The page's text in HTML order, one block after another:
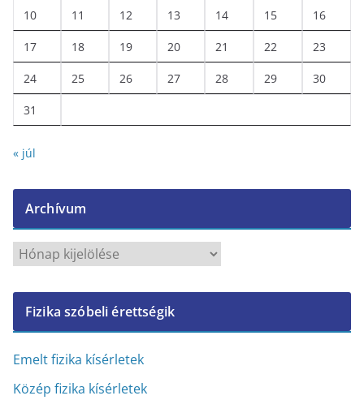
10 11 12 13 14 15 16
17 18 19 20 21 22 23
24 25 26 27 28 29 30
31
« júl
Archívum
r
c
í
v
m
Fizika szóbeli érettségik
Emelt fizika kísérletek
Közép fizika kísérletek